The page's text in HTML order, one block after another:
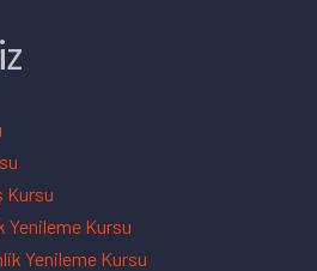
Kursu
Yenileme Kursu
Yenileme Kursu